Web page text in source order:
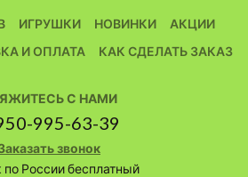
ИГРУШКИ НОВИНКИ
АКЦИИ
И ОПЛАТА КАК СДЕЛАТЬ ЗАКАЗ
С НАМИ
995-63-39
звонок
по России бесплатный